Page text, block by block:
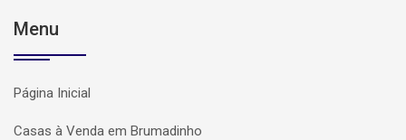
Menu
Página Inicial
Casas à Venda em Brumadinho